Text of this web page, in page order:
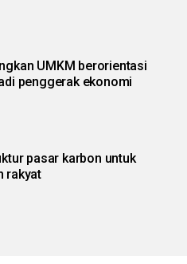
UMKM berorientasi
penggerak ekonomi
pasar karbon untuk
rakyat